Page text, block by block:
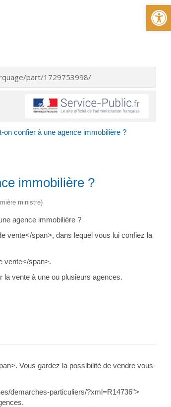
part/1729753998/
on confier à une agence immobilière ?
immobilière ?
ministre)
agence immobilière ?
vente</span>, dans lequel vous lui confiez la
vente</span>.
vente à une ou plusieurs agences.
Vous gardez la possibilité de vendre vous-
demarches-particuliers/?xml=R14736">